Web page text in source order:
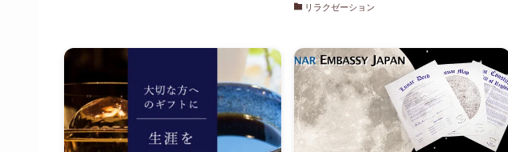
リラクゼーション